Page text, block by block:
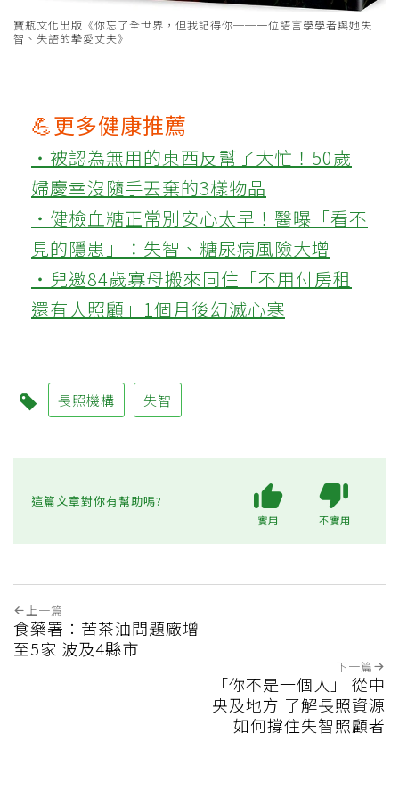
寶瓶文化出版《你忘了全世界，但我記得你──一位語言學學者與她失
智、失語的摯愛丈夫》
💪更多健康推薦
‧被認為無用的東西反幫了大忙！50歲
婦慶幸沒隨手丟棄的3樣物品
‧健檢血糖正常別安心太早！醫曝「看不
見的隱患」：失智、糖尿病風險大增
‧兒邀84歲寡母搬來同住「不用付房租
還有人照顧」1個月後幻滅心寒
長照機構 失智
這篇文章對你有幫助嗎?
實用 不實用
上一篇
食藥署：苦茶油問題廠增
至5家 波及4縣市
下一篇
「你不是一個人」 從中
央及地方 了解長照資源
如何撐住失智照顧者